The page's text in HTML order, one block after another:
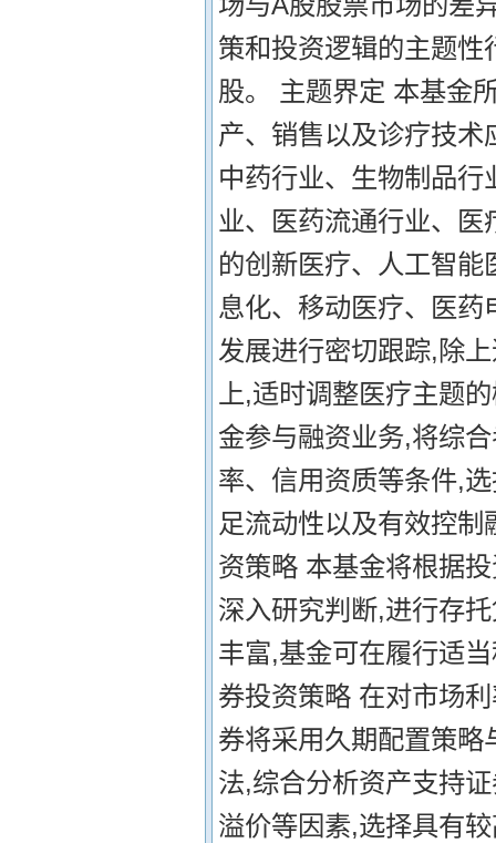
策和投资逻辑的主题
股。 主题界定 本基金
产、销售以及诊疗技
中药行业、生物制品
业、医药流通行业、
的创新医疗、人工智
息化、移动医疗、医
发展进行密切跟踪,除
上,适时调整医疗主题
金参与融资业务,将综
率、信用资质等条件,
足流动性以及有效控
资策略 本基金将根据
深入研究判断,进行存
丰富,基金可在履行适
券投资策略 在对市场
券将采用久期配置策
法,综合分析资产支持
溢价等因素,选择具有